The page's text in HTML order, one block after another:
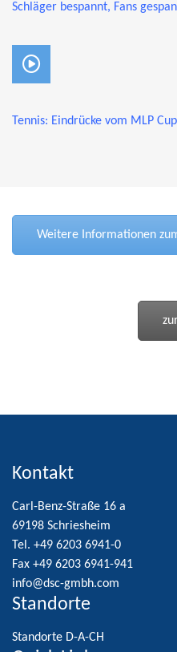
Schläger bespannt, Fans
Tennis: Eindrücke vom MLP
Weitere Informationen
Kontakt
Carl-Benz-Straße 16 a
69198 Schriesheim
Tel. +49 6203 6941-0
Fax +49 6203 6941-941
info@dsc-gmbh.com
Standorte
Standorte D-A-CH